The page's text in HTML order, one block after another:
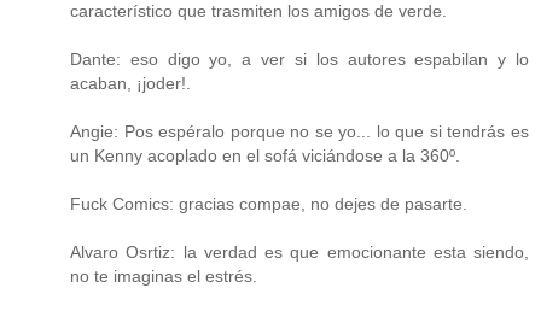
característico que trasmiten los amigos de verde.
Dante: eso digo yo, a ver si los autores espabilan y lo
acaban, ¡joder!.
Angie: Pos espéralo porque no se yo... lo que si tendrás es
un Kenny acoplado en el sofá viciándose a la 360º.
Fuck Comics: gracias compae, no dejes de pasarte.
Alvaro Osrtiz: la verdad es que emocionante esta siendo,
no te imaginas el estrés.